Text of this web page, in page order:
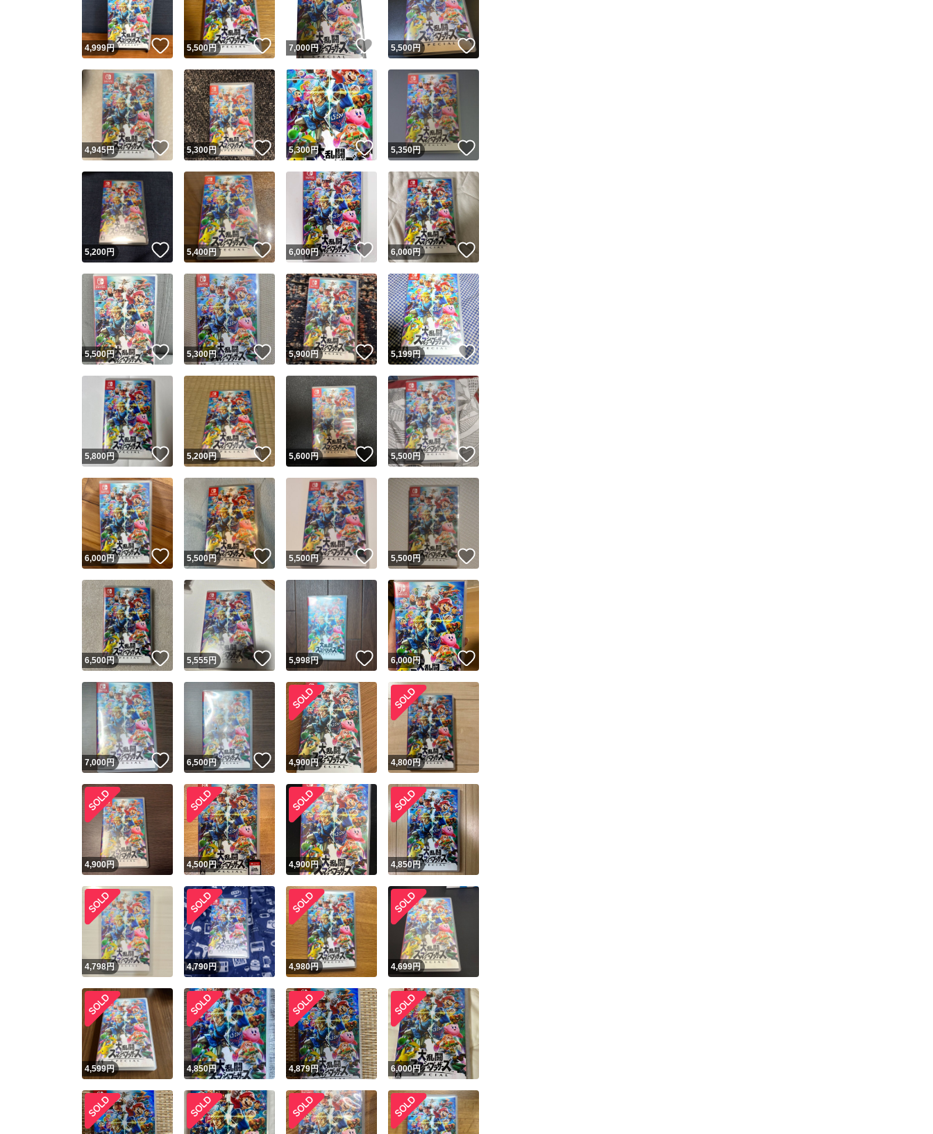
ユーザーの実績について
Yahoo!フリマが定めた一定の基準を満たしたユーザーにバッジを付与しています
安心取引出品者
安心取引出品者 Yahoo!フリマの基準をクリアした安心・安全なユーザーです
取引実績
取引実績◯+ このユーザーはYahoo!フリマの取引を完了させた実績があります
他フリマ実績◯+ このユーザーは他フリマサービスでの取引実績があります
スピード&安心発送
※このバッジは実績に基づく表示であり、発送を保証しているものではありません
スピード＆安心発送
このユーザーは高頻度で24時間以内＆設定した発送日数内に発送してい
ます
スピード発送 このユーザーは高頻度で24時間以内に発送しています
安心発送 このユーザーは設定した発送日数内に発送しています
この商品の情報をコピーします
商品画像の無断転載は禁止されています
コピーは1商品につき1回です
出品ページへ
キャンセル
4,999円 いいね！
5,500円 いいね！
7,000円 いいね！
5,500円
4,945円 いいね！
5,300円 いいね！
5,300円 いいね！
5,350円
5,200円 いいね！
5,400円 いいね！
6,000円 いいね！
6,000円 いいね！
5,500円 いいね！
5,300円 いいね！
5,900円 いいね！
5,199円 いいね！
5,800円 いいね！
5,200円 いいね！
5,600円 いいね！
5,500円 いいね！
6,000円 いいね！
5,500円 いいね！
5,500円 いいね！
5,500円
6,500円 いいね！
5,555円 いいね！
5,998円 いいね！
6,000円
7,000円 いいね！
6,500円 いいね！
4,900円 4,800円
4,900円 4,500円 4,900円 4,850円
4,798円 4,790円 4,980円 4,699円
4,599円 4,850円 4,879円 6,000円